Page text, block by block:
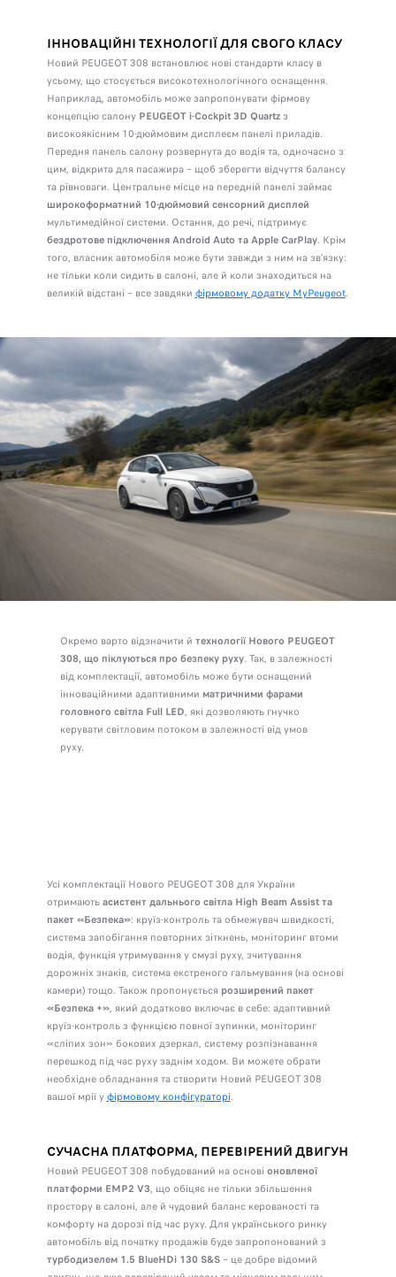
ІННОВАЦІЙНІ ТЕХНОЛОГІЇ ДЛЯ СВОГО КЛАСУ
Новий PEUGEOT 308 встановлює нові стандарти класу в
усьому, що стосується високотехнологічного оснащення.
Наприклад, автомобіль може запропонувати фірмову
концепцію салону PEUGEOT i-Cockpit 3D Quartzз
високоякісним 10-дюймовим дисплеєм панелі приладів.
Передня панель салону розвернута до водія та, одночасно з
цим, відкрита для пасажира – щоб зберегти відчуття балансу
та рівноваги. Центральне місце на передній панелі займає
широкоформатний 10-дюймовий сенсорний дисплей
мультимедійної системи. Остання, до речі, підтримує
бездротове підключення Android Auto та Apple CarPlay. Крім
того, власник автомобіля може бути завжди з ним на зв’язку:
не тільки коли сидить в салоні, але й коли знаходиться на
великій відстані – все завдяки фірмовому додатку MyPeugeot.
Окремо варто відзначити й технології Нового PEUGEOT
308, що піклуються про безпеку руху. Так, в залежності
від комплектації, автомобіль може бути оснащений
інноваційними адаптивними матричними фарами
головного світла Full LED, які дозволяють гнучко
керувати світловим потоком в залежності від умов
руху.
Усі комплектації Нового PEUGEOT 308 для України
отримаютьасистент дальнього світла High Beam Assist та
пакет «Безпека»: круїз-контроль та обмежувач швидкості,
система запобігання повторних зіткнень, моніторинг втоми
водія, функція утримування у смузі руху, зчитування
дорожніх знаків, система екстреного гальмування (на основі
камери) тощо. Також пропонується розширений пакет
«Безпека +», який додатково включає в себе: адаптивний
круїз-контроль з функцією повної зупинки, моніторинг
«сліпих зон» бокових дзеркал, систему розпізнавання
перешкод під час руху заднім ходом. Ви можете обрати
необхідне обладнання та створити Новий PEUGEOT 308
вашої мрії уфірмовому конфігураторі.
СУЧАСНА ПЛАТФОРМА, ПЕРЕВІРЕНИЙ ДВИГУН
Новий PEUGEOT 308 побудований на основі оновленої
платформи ЕМР2 V3, що обіцяє не тільки збільшення
простору в салоні, але й чудовий баланс керованості та
комфорту на дорозі під час руху. Для українського ринку
автомобіль від початку продажів буде запропонований з
турбодизелем 1.5 BlueHDi 130 S&S– це добре відомий